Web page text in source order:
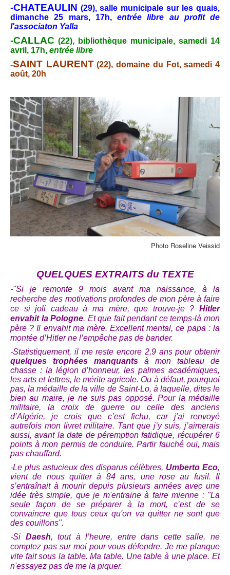
-CHATEAULIN (29), salle municipale sur les quais,
dimanche 25 mars, 17h, entrée libre au profit de
l'associaton Yalla
-CALLAC (22), bibliothèque municipale, samedi 14
avril, 17h, entrée libre
-SAINT LAURENT (22), domaine du Fot, samedi 4
août, 20h
Photo Roseline Veissid
QUELQUES EXTRAITS du TEXTE
-"Si je remonte 9 mois avant ma naissance, à la
recherche des motivations profondes de mon père à faire
ce si joli cadeau à ma mère, que trouve-je ? Hitler
envahit la Pologne. Et que fait pendant ce temps-là mon
père ? Il envahit ma mère. Excellent mental, ce papa : la
montée d’Hitlerne l’empêche pas de bander.
-Statistiquement, il me reste encore 2,9 ans pour obtenir
quelques trophées manquants à mon tableau de
chasse : la légion d’honneur, les palmes académiques,
les arts et lettres, le mérite agricole. Ou à défaut, pourquoi
pas, la médaille de la ville de Saint-Lo, à laquelle, dites le
bien au maire, je ne suis pas opposé. Pour la médaille
militaire, la croix de guerre ou celle des anciens
d’Algérie, je crois que c’est fichu, car j'ai renvoyé
autrefois mon livret militaire. Tant que j’y suis, j’aimerais
aussi, avant la date de péremption fatidique, récupérer 6
points à mon permis de conduire. Partir fauché oui, mais
pas chauffard.
-Le plus astucieux des disparus célèbres, Umberto Eco,
vient de nous quitter à 84 ans, une rose au fusil. Il
s’entraînait à mourir depuis plusieurs années avec une
idée très simple, que je m'entraine à faire mienne : "La
seule façon de se préparer à la mort, c’est de se
convaincre que tous ceux qu'on va quitter ne sont que
des couillons".
-Si Daesh,tout à l’heure, entre dans cette salle, ne
comptez pas sur moi pour vous défendre. Je me planque
vite fait sous la table. Ma table. Une table à une place. Et
n'essayez pas de me la piquer.